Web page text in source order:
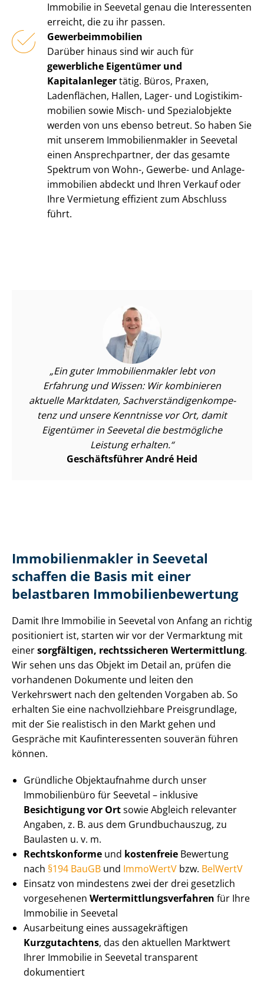
Immobilie in Seevetal genau die Interessenten
erreicht, die zu ihr passen.
Ge­wer­be­im­mo­bi­li­en
Darüber hinaus sind wir auch für
gewerbliche Eigentümer und
Kapitalanlegertätig. Büros, Praxen,
Ladenflächen, Hallen, Lager- und Lo­gis­tik­im­
mo­bi­li­en sowie Misch- und Spezialobjekte
werden von uns ebenso betreut. So haben Sie
mit unserem Im­mo­bi­li­en­mak­ler in Seevetal
einen Ansprechpartner, der das gesamte
Spektrum von Wohn-, Gewerbe- und An­la­ge­
im­mo­bi­li­en abdeckt und Ihren Verkauf oder
Ihre Vermietung effizient zum Abschluss
führt.
Ein guter Im­mo­bi­li­en­mak­ler lebt von
Erfahrung und Wissen: Wir kombinieren
aktuelle Marktdaten, Sach­ver­stän­di­gen­kom­pe­
tenz und unsere Kenntnisse vor Ort, damit
Eigentümer in Seevetal die bestmögliche
Leistung erhalten.
Geschäftsführer André Heid
Im­mo­bi­li­en­mak­ler in Seevetal
schaffen die Basis mit einer
belastbaren Im­mo­bi­li­en­be­wer­tung
Damit Ihre Immobilie in Seevetal von Anfang an richtig
positioniert ist, starten wir vor der Vermarktung mit
einersorgfältigen, rechtssicheren Wertermittlung.
Wir sehen uns das Objekt im Detail an, prüfen die
vorhandenen Dokumente und leiten den
Verkehrswert nach den geltenden Vorgaben ab. So
erhalten Sie eine nach­voll­zieh­ba­re Preisgrundlage,
mit der Sie realistisch in den Markt gehen und
Gespräche mit Kauf­in­ter­es­sen­ten souverän führen
können.
Gründliche Objektaufnahme durch unser
Immobilienbüro für Seevetal – inklusive
Besichtigung vor Ortsowie Abgleich relevanter
Angaben, z. B. aus dem Grundbuchauszug, zu
Baulasten u. v. m.
Rechtskonforme und kostenfreie Bewertung
nach §194 BauGB und ImmoWertV bzw. BelWertV
Einsatz von mindestens zwei der drei gesetzlich
vorgesehenen Wert­ermitt­lungs­ver­fah­ren für Ihre
Immobilie in Seevetal
Ausarbeitung eines aus­sa­ge­kräf­ti­gen
Kurzgutachtens, das den aktuellen Marktwert
Ihrer Immobilie in Seevetal transparent
dokumentiert